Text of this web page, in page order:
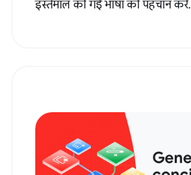
इस्तेमाल की गई भाषा की पहचान करें.